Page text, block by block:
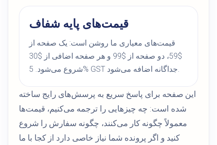
قیمت‌های پایه شفاف
قیمت‌های معیاری ما روشن است: یک صفحه از
$59، دو صفحه از $99 و هر صفحه اضافی از $30
شروع می‌شود. 5% GST جداگانه اضافه می‌شود.
این صفحه برای پاسخ سریع به پرسش‌های رایج ساخته
شده است: چه چیزهایی را ترجمه می‌کنیم، قیمت‌ها
معمولاً چگونه کار می‌کنند، چگونه سفارش را شروع
کنید و اگر پرونده شما نیاز خاصی دارد از کجا با ما